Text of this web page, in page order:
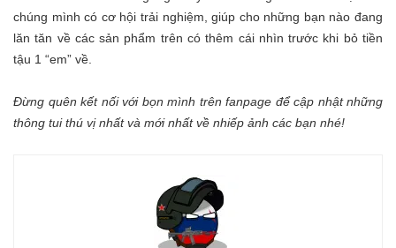
chúng mình có cơ hội trải nghiệm, giúp cho những bạn nào đang
lăn tăn về các sản phẩm trên có thêm cái nhìn trước khi bỏ tiền
tậu 1 “em” về.
Đừng quên kết nối với bọn mình trên fanpage để cập nhật những
thông tui thú vị nhất và mới nhất về nhiếp ảnh các bạn nhé!